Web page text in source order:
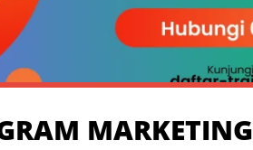
MARKETING